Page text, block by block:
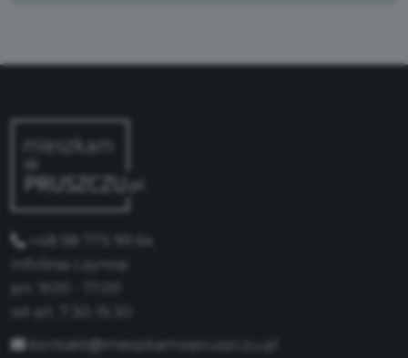
+48 58 775 99 64
Infolinia czynna:
kontakt@mieszkamwpruszczu.pl